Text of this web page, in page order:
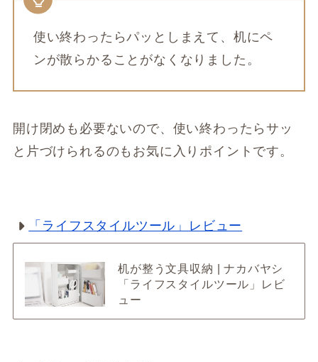
使い終わったらパッとしまえて、机にペ
ンが散らかることがなくなりました。
開け閉めも必要ないので、使い終わったらサッ
と片づけられるのもお気に入りポイントです。
「ライフスタイルツール」レビュー
机が整う文具収納 | ナカバヤシ
「ライフスタイルツール」レビ
ュー